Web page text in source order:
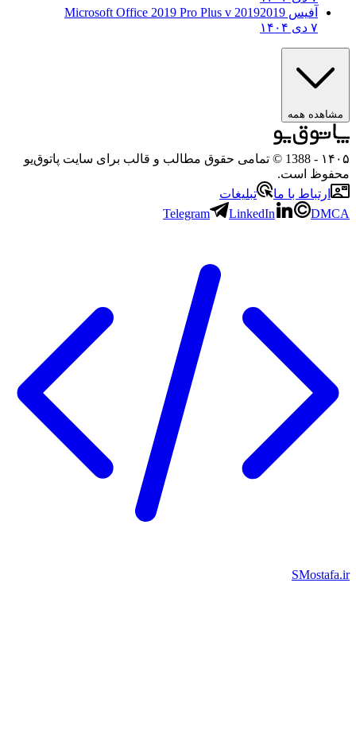
آفیس 2019 2019 Microsoft Office 2019 Pro Plus v
مشاهده همه
- 1388 © تمامی حقوق مطالب و قالب برای سایت پاتوق‌یو
است.
ارتباط با ما
تبلیغات
Telegram
LinkedIn